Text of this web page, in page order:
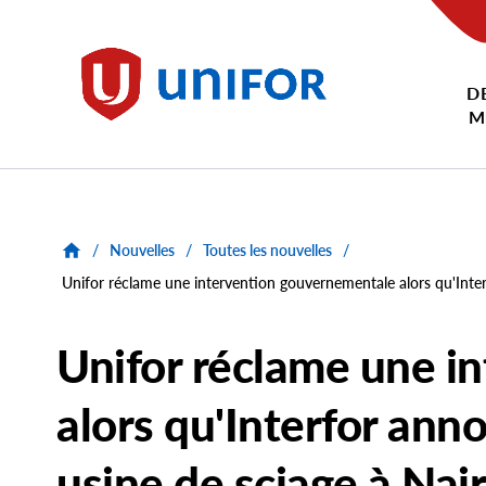
Unifor
/ Nouvelles / Toutes les nouvelles
/
Unifor réclame une intervention gouvernementale alors
Unifor réclame une
alors qu'Interfor